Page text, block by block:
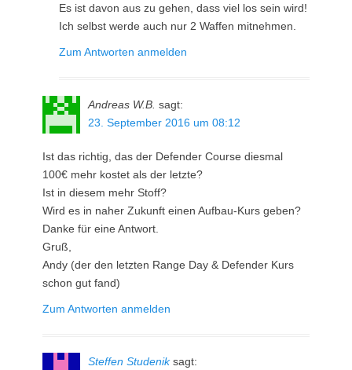
Es ist davon aus zu gehen, dass viel los sein wird!
Ich selbst werde auch nur 2 Waffen mitnehmen.
Zum Antworten anmelden
Andreas W.B. sagt:
23. September 2016 um 08:12
Ist das richtig, das der Defender Course diesmal
100€ mehr kostet als der letzte?
Ist in diesem mehr Stoff?
Wird es in naher Zukunft einen Aufbau-Kurs geben?
Danke für eine Antwort.
Gruß,
Andy (der den letzten Range Day & Defender Kurs
schon gut fand)
Zum Antworten anmelden
Steffen Studenik sagt: